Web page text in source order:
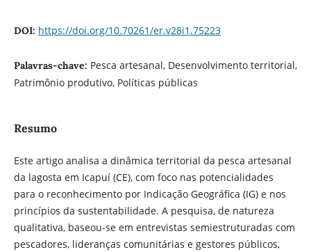
DOI: https://doi.org/10.70261/er.v28i1.75223
Palavras-chave: Pesca artesanal, Desenvolvimento territorial,
Patrimônio produtivo, Políticas públicas
Resumo
Este artigo analisa a dinâmica territorial da pesca artesanal
da lagosta em Icapuí (CE), com foco nas potencialidades
para o reconhecimento por Indicação Geográfica (IG) e nos
princípios da sustentabilidade. A pesquisa, de natureza
qualitativa, baseou-se em entrevistas semiestruturadas com
pescadores, lideranças comunitárias e gestores públicos,